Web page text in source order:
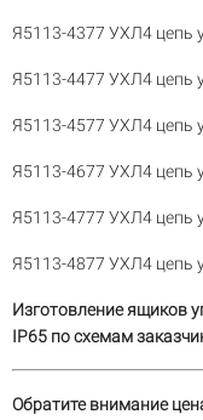
Я5113-4377 УХЛ4 цепь
Я5113-4477 УХЛ4 цепь
Я5113-4577 УХЛ4 цепь
Я5113-4677 УХЛ4 цепь
Я5113-4777 УХЛ4 цепь
Я5113-4877 УХЛ4 цепь
Изготовление ящиков
IP65 по схемам
Обратите внимание